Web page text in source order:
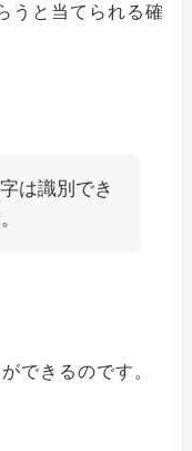
うと当てられる確
は識別でき
できるのです。